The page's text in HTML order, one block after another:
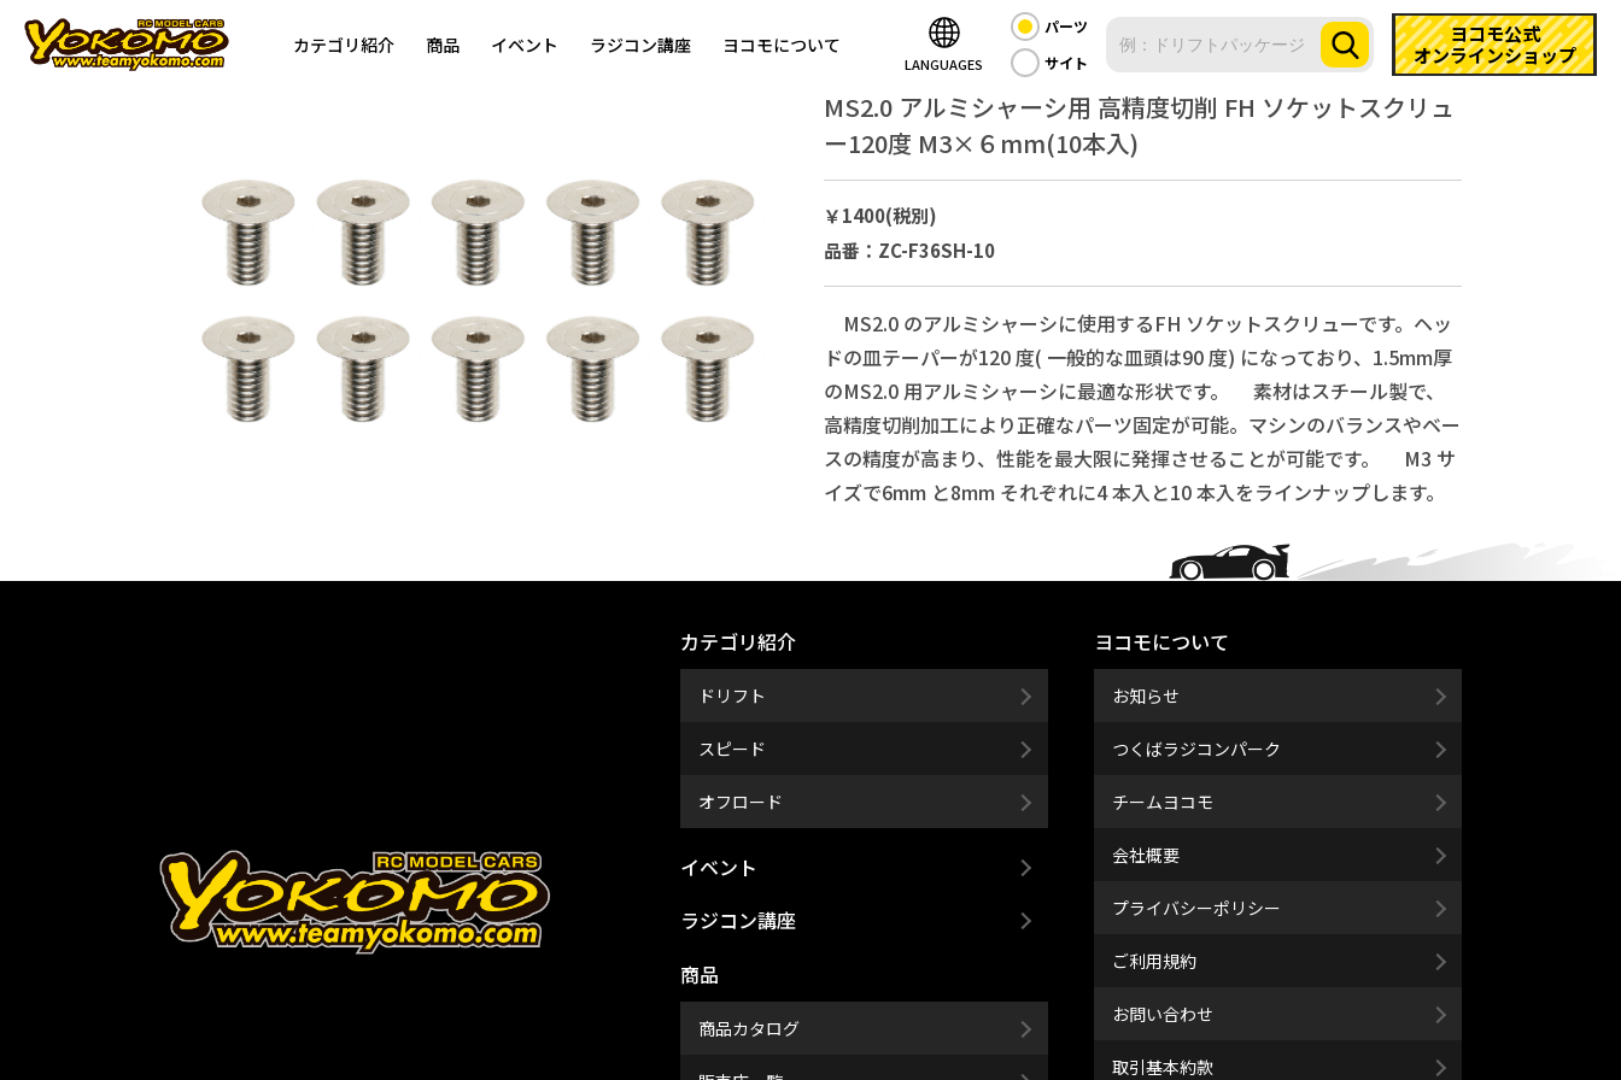
カテゴリ紹介 商品 イベント ラジコン講座 ヨコモについて
LANGUAGES
パーツ
サイト
ヨコモ公式
オンラインショップ
MS2.0 アルミシャーシ用 高精度切削 FH ソケットスクリュ
ー120度 M3×６mm(10本入)
￥1400(税別)
品番：ZC-F36SH-10
MS2.0 のアルミシャーシに使用するFH ソケットスクリューです。ヘッ
ドの皿テーパーが120 度( 一般的な皿頭は90 度) になっており、1.5mm厚
のMS2.0 用アルミシャーシに最適な形状です。 素材はスチール製で、
高精度切削加工により正確なパーツ固定が可能。マシンのバランスやベー
スの精度が高まり、性能を最大限に発揮させることが可能です。 M3 サ
イズで6mm と8mm それぞれに4 本入と10 本入をラインナップします。
カテゴリ紹介
ドリフト
スピード
オフロード
イベント
ラジコン講座
商品
商品カタログ
ヨコモについて
お知らせ
つくばラジコンパーク
チームヨコモ
会社概要
プライバシーポリシー
ご利用規約
お問い合わせ
取引基本約款